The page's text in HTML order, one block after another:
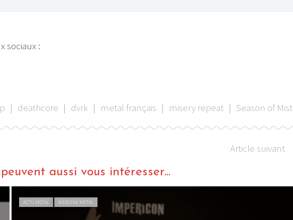
sociaux :
| deathcore | dvrk | metal français | misery repeat | Season of Mist
Article suivant
aussi vous intéresser...
ACTU METAL WEBZINE METAL